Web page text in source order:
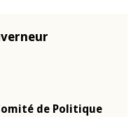
de Politique